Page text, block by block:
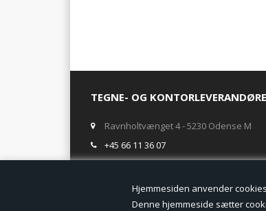
Hjemmesiden
Denne hjemmeside sætter
TEGNE- OG
Ravnholtvænget 4 - 5230 Odense M
+45 66 11 36 07
salg@tegneogkontor.dk
ÅBNINGSTIDER I BUTIKKEN